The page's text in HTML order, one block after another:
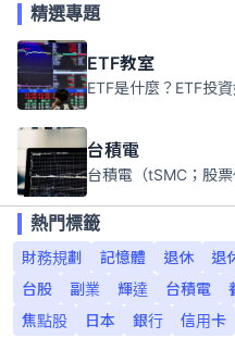
精選專題
ETF教室
台積電
熱門標籤
財務規劃
記憶體 退休 退
台股
副業 輝達 台積電
焦點股
日本 銀行 信用卡